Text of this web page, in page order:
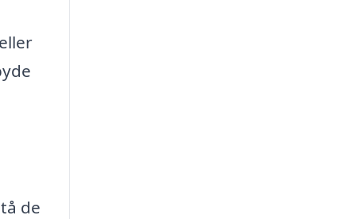
de